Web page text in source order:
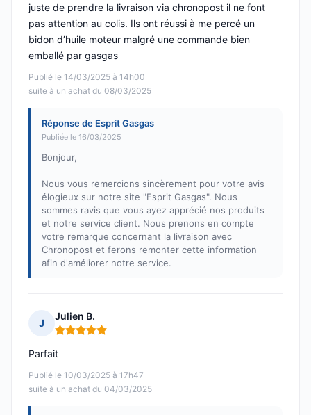
Publié le 14/03/2025 à 14h00
suite à un achat du 08/03/2025
juste de prendre la livraison via chronopost il ne font
pas attention au colis. Ils ont réussi à me percé un
bidon d’huile moteur malgré une commande bien
emballé par gasgas
Réponse de Esprit Gasgas
Publiée le 16/03/2025
Bonjour,
Nous vous remercions sincèrement pour votre avis
élogieux sur notre site "Esprit Gasgas". Nous
sommes ravis que vous ayez apprécié nos produits
et notre service client. Nous prenons en compte
votre remarque concernant la livraison avec
Chronopost et ferons remonter cette information
afin d'améliorer notre service.
J
Julien B.
Note : 5 sur 5
Publié le 10/03/2025 à 17h47
suite à un achat du 04/03/2025
Parfait